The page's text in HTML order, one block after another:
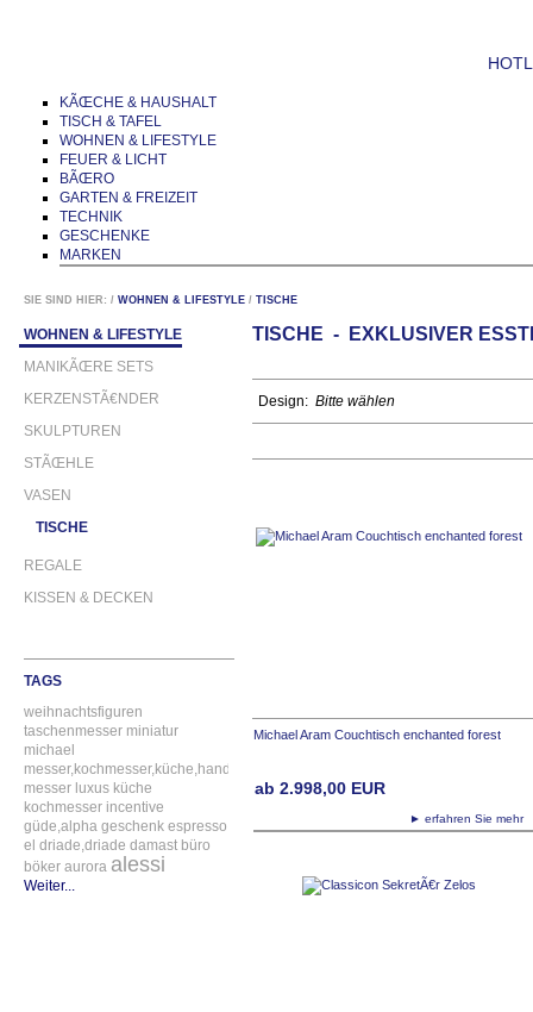
KÃŒCHE & HAUSHALT
TISCH & TAFEL
WOHNEN & LIFESTYLE
FEUER & LICHT
BÃŒRO
GARTEN & FREIZEIT
TECHNIK
GESCHENKE
MARKEN
SIE SIND HIER: / WOHNEN & LIFESTYLE / TISCHE
WOHNEN & LIFESTYLE
MANIKÃŒRE SETS
KERZENSTÃ€NDER
SKULPTUREN
STÃŒHLE
VASEN
TISCHE
REGALE
KISSEN & DECKEN
TAGS
weihnachtsfiguren
taschenmesser miniatur
michael
messer,kochmesser,küche,handgefertigt
messer luxus küche
kochmesser incentive
güde,alpha geschenk espresso
el driade,driade damast büro
böker aurora alessi
Weiter...
TISCHE - EXKLUSIVER
Design: Bitte wählen
Michael Aram Couchtisch enchanted forest
► erfahren Sie
ab 2.998,00 EUR